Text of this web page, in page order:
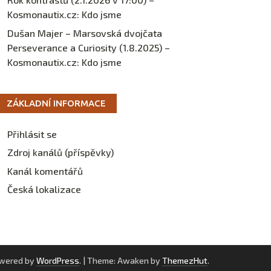
Kosmonautix.cz: Kdo jsme
Dušan Majer – Marsovská dvojčata
Perseverance a Curiosity (1.8.2025) –
Kosmonautix.cz: Kdo jsme
ZÁKLADNÍ INFORMACE
Přihlásit se
Zdroj kanálů (příspěvky)
Kanál komentářů
Česká lokalizace
by WordPress. | Theme: Awaken by ThemezHut.